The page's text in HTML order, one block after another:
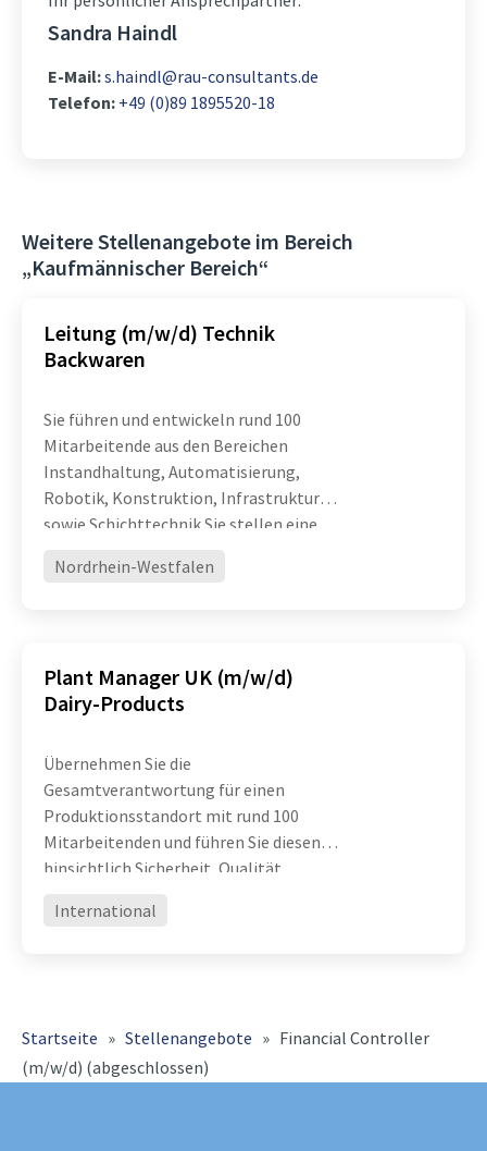
Sandra Haindl
E-Mail:s.haindl@rau-consultants.de
Telefon: +49 (0)89 1895520-18
Weitere Stellenangebote im Bereich
„Kaufmännischer Bereich“
Leitung (m/w/d) Technik
Backwaren
Sie führen und entwickeln rund 100
Mitarbeitende aus den Bereichen
Instandhaltung, Automatisierung,
Robotik, Konstruktion, Infrastruktur
sowie Schichttechnik Sie stellen eine
Leistungsfähigkeit komplexer
Nordrhein-Westfalen
Plant Manager UK (m/w/d)
Dairy-Products
Übernehmen Sie die
Gesamtverantwortung für einen
Produktionsstandort mit rund 100
Mitarbeitenden und führen Sie diesen
hinsichtlich Sicherheit, Qualität,
erfolgreich weiter Entwickeln Sie
International
Startseite » Stellenangebote » Financial Controller
(m/w/d) (abgeschlossen)